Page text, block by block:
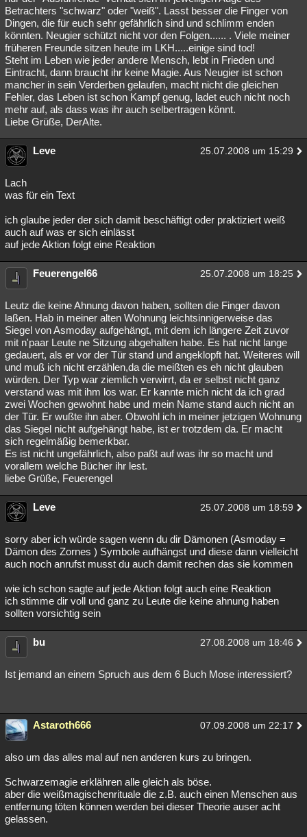
Betrachters "schwarz" oder "weiß". Lasst besser die Finger von
Dingen, die für euch sehr gefährlich sind und schlimm enden
könnten. Neugier schützt nicht vor den Folgen...... . Viele meiner
früheren Freunde sitzen heute im LKH.....einige sind tod!
Steht im Leben wie jeder andere Mensch, lebt in Frieden und
Eintracht, dann braucht ihr keine Magie. Aus Neugier ist schon
mancher in sein Verderben gelaufen, macht nicht die gleichen
Fehler, das Leben ist schon Kampf genug, ladet euch nicht noch
mehr auf, als dass was ihr auch selbertragen könnt.
Liebe Grüße, DerAlte.
Leve 25.07.2008 um 15:29
Lach
was für ein Text
ich glaube jeder der sich damit beschäftigt oder praktiziert weiß
auch auf was er sich einlässt
auf jede Aktion folgt eine Reaktion
Feuerengel66 25.07.2008 um 18:25
Leutz die keine Ahnung davon haben, sollten die Finger davon
laßen. Hab in meiner alten Wohnung leichtsinnigerweise das
Siegel von Asmoday aufgehängt, mit dem ich längere Zeit zuvor
mit n'paar Leute ne Sitzung abgehalten habe. Es hat nicht lange
gedauert, als er vor der Tür stand und angeklopft hat. Weiteres will
und muß ich nicht erzählen,da die meißten es eh nicht glauben
würden. Der Typ war ziemlich verwirrt, da er selbst nicht ganz
verstand was mit ihm los war. Er kannte mich nicht da ich grad
zwei Wochen gewohnt habe und mein Name stand auch nicht an
der Tür. Er wußte ihn aber. Obwohl ich in meiner jetzigen Wohnung
das Siegel nicht aufgehängt habe, ist er trotzdem da. Er macht
sich regelmäßig bemerkbar.
Es ist nicht ungefährlich, also paßt auf was ihr so macht und
vorallem welche Bücher ihr lest.
liebe Grüße, Feuerengel
Leve 25.07.2008 um 18:59
sorry aber ich würde sagen wenn du dir Dämonen (Asmoday =
Dämon des Zornes ) Symbole aufhängst und diese dann vielleicht
auch noch anrufst musst du auch damit rechen das sie kommen
wie ich schon sagte auf jede Aktion folgt auch eine Reaktion
ich stimme dir voll und ganz zu Leute die keine ahnung haben
sollten vorsichtig sein
bu 27.08.2008 um 18:46
Ist jemand an einem Spruch aus dem 6 Buch Mose interessiert?
Astaroth666 07.09.2008 um 22:17
also um das alles mal auf nen anderen kurs zu bringen.
Schwarzemagie erklähren alle gleich als böse.
aber die weißmagischenrituale die z.B. auch einen Menschen aus
entfernung töten können werden bei dieser Theorie auser acht
gelassen.